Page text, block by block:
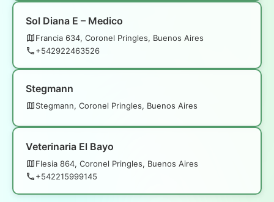
Sol Diana E – Medico
Francia 634, Coronel Pringles, Buenos Aires
+542922463526
Stegmann
Stegmann, Coronel Pringles, Buenos Aires
Veterinaria El Bayo
Flesia 864, Coronel Pringles, Buenos Aires
+542215999145